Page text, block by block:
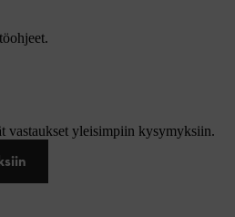
vastaukset yleisimpiin kysymyksiin.